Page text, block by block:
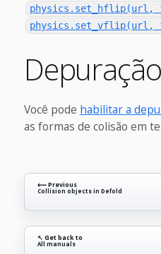
Depuração
Você pode habilitar a
as formas de colisão em
⟵ Previous
Collision objects in Defold
↖ Get back to
All manuals